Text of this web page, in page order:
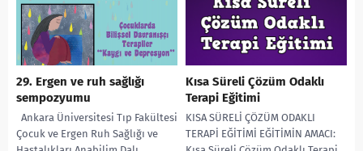
29. Ergen ve ruh sağlığı
sempozyumu
Ankara Üniversitesi Tıp Fakültesi
Çocuk ve Ergen Ruh Sağlığı ve
Kısa Süreli Çözüm Odaklı
Terapi Eğitimi
KISA SÜRELİ ÇÖZÜM ODAKLI
TERAPİ EĞİTİMİ EĞİTİMİN AMACI: